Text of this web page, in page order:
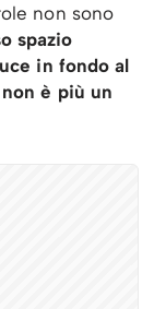
non sono
spazio
in fondo al
è più un